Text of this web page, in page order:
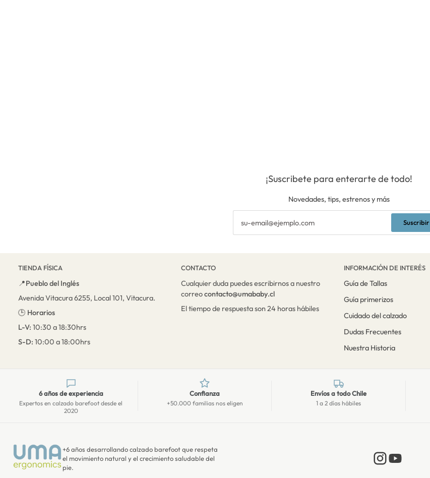
¡Suscribete para enterarte de todo!
Novedades, tips, estrenos y más
Suscribir
TIENDA FÍSICA
📍Pueblo del Inglés
Avenida Vitacura 6255, Local 101, Vitacura.
🕒 Horarios
L-V: 10:30 a 18:30hrs
S-D: 10:00 a 18:00hrs
CONTACTO
Cualquier duda puedes escribirnos a nuestro
correocontacto@umababy.cl
El tiempo de respuesta son 24 horas hábiles
INFORMACIÓN DE INTERÉS
Guía de Tallas
Guía primerizos
Cuidado del calzado
Dudas Frecuentes
Nuestra Historia
6 años de experiencia
Expertos en calzado barefoot desde el
2020
Confianza
+50.000 familias nos eligen
Envíos a todo Chile
1 a 2 días hábiles
+6 años desarrollando calzado barefoot que respeta
el movimiento natural y el crecimiento saludable del
pie.